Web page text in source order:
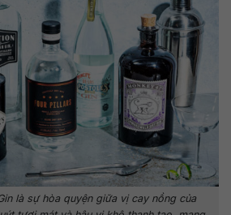
là sự hòa quyện giữa vị cay nồng của